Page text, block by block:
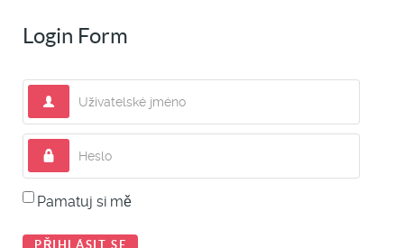
Login Form
Uživatelské jméno
Heslo
Pamatuj si mě
PŘIHLÁSIT SE